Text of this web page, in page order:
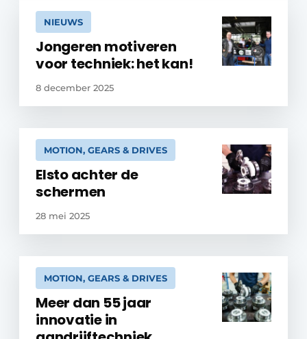
NIEUWS
Jongeren motiveren
voor techniek: het kan!
8 december 2025
MOTION, GEARS & DRIVES
Elsto achter de
schermen
28 mei 2025
MOTION, GEARS & DRIVES
Meer dan 55 jaar
innovatie in